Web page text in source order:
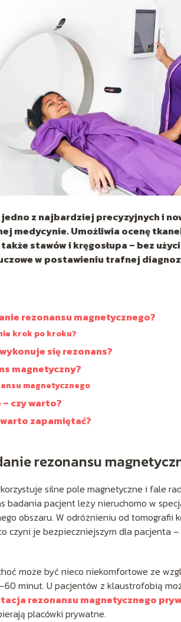
z najbardziej precyzyjnych i
medycynie. Umożliwia ocenę
stawów i kręgosłupa – bez
w postawieniu trafnej
rezonansu magnetycznego?
krok po kroku?
się rezonans?
magnetyczny?
magnetycznego
czy warto?
zapamiętać?
rezonansu
silne pole magnetyczne i fale
badania pacjent leży nieruchomo w
obszaru. W odróżnieniu od tomografii
czyni je bezpieczniejszym dla pacjenta
może być nieco niekomfortowe ze
minut. U pacjentów z klaustrofobią
rezonansu magnetycznego
placówki prywatne.